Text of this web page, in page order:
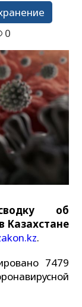
0
об
Казахстане
.
7479